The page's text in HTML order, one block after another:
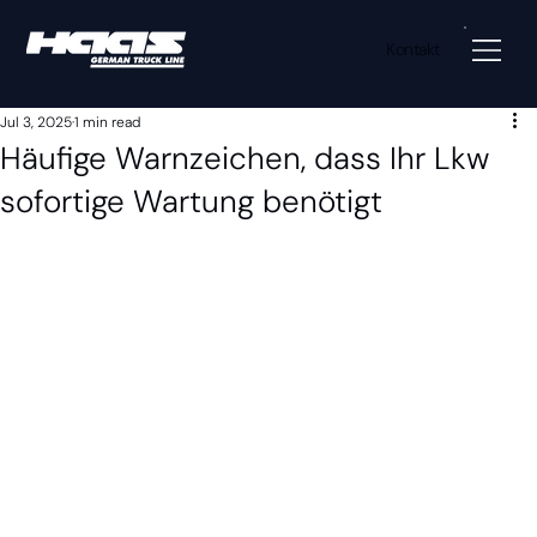
Kontakt
Häufige Warnzeichen, dass Ihr Lkw
sofortige Wartung benötigt
Jul 3, 20251 min read